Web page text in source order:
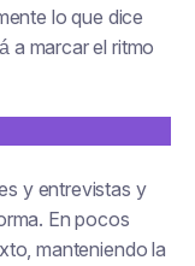
lo que dice
a marcar el ritmo
y entrevistas y
En pocos
manteniendo la